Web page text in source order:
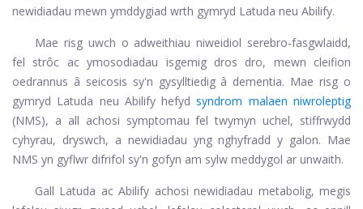
newidiadau mewn ymddygiad wrth gymryd Latuda neu Abilify.
Mae risg uwch o adweithiau niweidiol serebro-fasgwlaidd,
fel strôc ac ymosodiadau isgemig dros dro, mewn cleifion
oedrannus â seicosis sy'n gysylltiedig â dementia. Mae risg o
gymryd Latuda neu Abilify hefydsyndrom malaen niwroleptig
(NMS), a all achosi symptomau fel twymyn uchel, stiffrwydd
cyhyrau, dryswch, a newidiadau yng nghyfradd y galon. Mae
NMS yn gyflwr difrifol sy'n gofyn am sylw meddygol ar unwaith.
Gall Latuda ac Abilify achosi newidiadau metabolig, megis